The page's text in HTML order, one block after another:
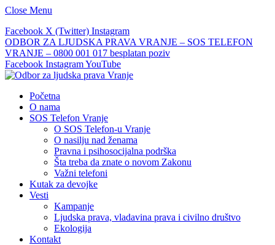
Close Menu
Facebook X (Twitter) Instagram
ODBOR ZA LJUDSKA PRAVA VRANJE – SOS TELEFON
VRANJE – 0800 001 017 besplatan poziv
Facebook InstagramYouTube
Početna
O nama
SOS Telefon Vranje
O SOS Telefon-u Vranje
O nasilju nad ženama
Pravna i psihosocijalna podrška
Šta treba da znate o novom Zakonu
Važni telefoni
Kutak za devojke
Vesti
Kampanje
Ljudska prava, vladavina prava i civilno društvo
Ekologija
Kontakt